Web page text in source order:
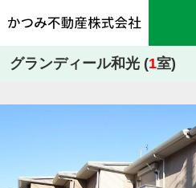
グランディール和光 (1室)